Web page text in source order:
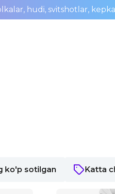
hudi, svitshotlar,
ko'p sotilgan Katta